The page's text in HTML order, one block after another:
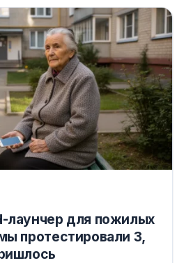
лаунчер для пожилых
протестировали 3,